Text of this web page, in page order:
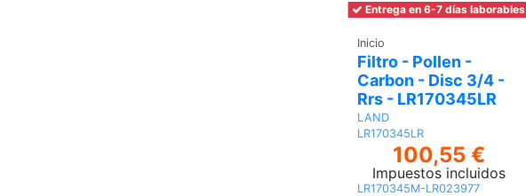
Entrega en 6-7 días laborables
Inicio
Filtro - Pollen -
Carbon - Disc 3/4 -
Rrs - LR170345LR
LAND
LR170345LR
100,55 €
Impuestos incluidos
LR170345M-LR023977